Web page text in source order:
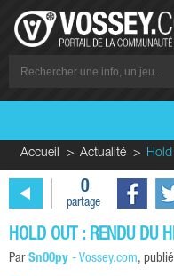
Accueil Actualité
0
partage
HOLD OUT : RENDU DU
Par Sn00py - Vossey.com, publié